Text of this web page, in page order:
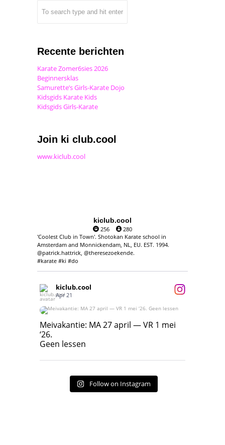
Recente berichten
Karate Zomer6sies 2026
Beginnersklas
Samurette’s Girls-Karate Dojo
Kidsgids Karate Kids
Kidsgids Girls-Karate
Join ki club.cool
www.kiclub.cool
kiclub.cool
256
280
'Coolest Club in Town'. Shotokan Karate school in
Amsterdam and Monnickendam, NL, EU. EST. 1994.
@patrick.hattrick, @theresezoekende.
#karate #ki #do
kiclub.cool
Apr 21
Meivakantie: MA 27 april — VR 1 mei ‘26.
Geen lessen
Meivakantie: MA 27 april — VR 1 mei
‘26.
Geen lessen
Follow on Instagram